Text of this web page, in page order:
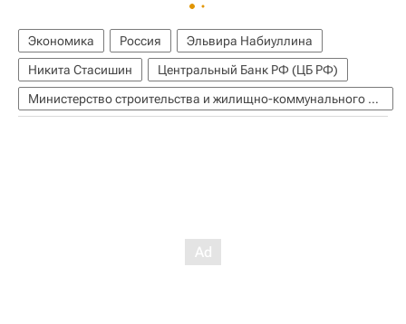
Экономика Россия
Эльвира Набиуллина
Никита Стасишин
Центральный Банк РФ (ЦБ РФ)
Министерство строительства и жилищно-коммунального хозяйства РФ (Минстрой России)